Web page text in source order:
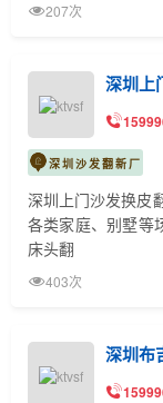
207次
深圳上
深圳沙发翻新厂
深圳上门沙发换皮
各类家庭、别墅等
床头翻
403次
深圳布